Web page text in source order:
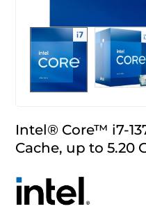
Intel® Core™ i7-
Cache, up to 5.20